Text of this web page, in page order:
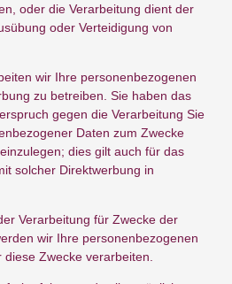
oder die Verarbeitung dient der
oder Verteidigung von
wir Ihre personenbezogenen
zu betreiben. Sie haben das
gegen die Verarbeitung Sie
Daten zum Zwecke
dies gilt auch für das
solcher Direktwerbung in
Verarbeitung für Zwecke der
wir Ihre personenbezogenen
Zwecke verarbeiten.